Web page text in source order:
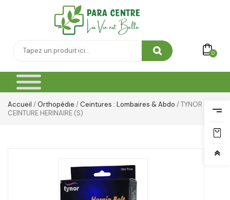
0
Accueil / Orthopédie /Ceintures : Lombaires & Abdo / TYNOR A16
CEINTURE HERINAIRE (S)